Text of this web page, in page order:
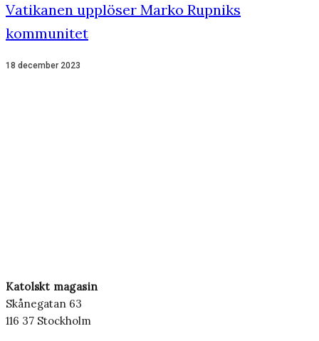
Vatikanen upplöser Marko Rupniks
kommunitet
18 december 2023
Katolskt magasin
Skånegatan 63
116 37 Stockholm